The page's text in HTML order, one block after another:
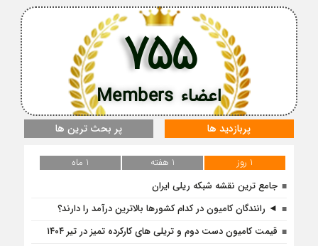
اعضاء Members
755
پربازدید ها پر بحث ترین ها
1 روز 1 هفته
1 ماه
جامع ترین نقشه شبکه ریلی ایران
◄ رانندگان کامیون در کدام کشورها بالاترین درآمد را دارند؟
قیمت کامیون دست دوم و تریلی‌ های کارکرده تمیز در تیر ۱۴۰۴